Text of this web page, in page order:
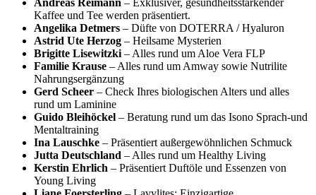
Andreas Reimann – Exklusiver, gesundheitsstärkender
Kaffee und Tee werden präsentiert.
Angelika Detmers – Düfte von DOTERRA / Hyaluron
Astrid Ute Herzog – Heilsame Mysterien
Brigitte Lisewitzki – Alles rund um Aloe Vera FLP
Familie Krause – Alles rund um Amway sowie Nutrilite
Nahrungsergänzung
Gerd Scheer – Check Ihres biologischen Alters und alles
rund um Laminine
Guido Bleihöckel – Beratung rund um das Isono Sprach-und
Mentaltraining
Ina Lauschke – Präsentiert außergewöhnlichen Schmuck
Jutta Deutschland – Alles rund um Healthy Living
Kerstin Ehrlich – Präsentiert Duftöle und Essenzen von
Young Living